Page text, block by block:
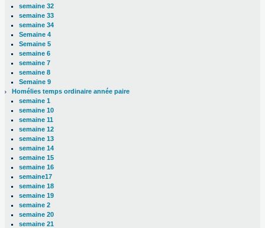
semaine 32
semaine 33
semaine 34
Semaine 4
Semaine 5
semaine 6
semaine 7
semaine 8
Semaine 9
Homélies temps ordinaire année paire
semaine 1
semaine 10
semaine 11
semaine 12
semaine 13
semaine 14
semaine 15
semaine 16
semaine17
semaine 18
semaine 19
semaine 2
semaine 20
semaine 21